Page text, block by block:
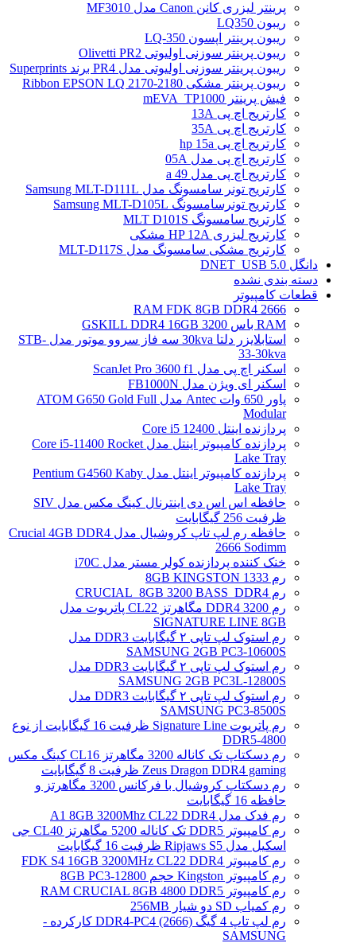
پرینتر لیزری کانن Canon مدل MF3010
ریبون LQ350
ریبون پرینتر اپسون LQ-350
ریبون پرینتر سوزنی اولیوتی Olivetti PR2
ریبون پرینتر سوزنی اولیوتی مدل PR4 برند Superprints
ریبون پرینتر مشکی Ribbon EPSON LQ 2170-2180
فیش پرینتر mEVA_TP1000
کارتریج اچ پی 13A
کارتریج اچ پی 35A
کارتریج اچ پی hp 15a
کارتریج اچ پی مدل 05A
کارتریج اچ پی مدل 49 a
کارتریج تونر سامسونگ مدل Samsung MLT-D111L
کارتریج تونرسامسونگ Samsung MLT-D105L
کارتریج سامسونگ MLT D101S
کارتریج لیزری HP 12A مشکی
کارتریج مشکی سامسونگ مدل MLT-D117S
دانگل DNET_USB 5.0
دسته بندی نشده
قطعات کامپیوتر
RAM FDK 8GB DDR4 2666
RAM باس 3200 GSKILL DDR4 16GB
استابلایزر دلتا 30kva سه فاز سروو موتور مدل STB-
33-30kva
اسکنر اچ پی مدل ScanJet Pro 3600 f1
اسکنر ای ویژن مدل FB1000N
پاور 650 وات Antec مدل ATOM G650 Gold Full
Modular
پردازنده اینتل Core i5 12400
پردازنده کامپیوتر اینتل مدل Core i5-11400 Rocket
Lake Tray
پردازنده کامپیوتر اینتل مدل Pentium G4560 Kaby
Lake Tray
حافظه اس اس دی اینترنال کینگ مکس مدل SIV
ظرفیت 256 گیگابایت
حافظه رم لپ تاپ کروشیال مدل Crucial 4GB DDR4
2666 Sodimm
خنک کننده پردازنده کولر مستر مدل i70C
رم 1333 8GB KINGSTON
رم CRUCIAL_8GB 3200 BASS_DDR4
رم DDR4 3200 مگاهرتز CL22 پاتریوت مدل
SIGNATURE LINE 8GB
رم استوک لپ تاپی ۲ گیگابایت DDR3 مدل
SAMSUNG 2GB PC3-10600S
رم استوک لپ تاپی ۲ گیگابایت DDR3 مدل
SAMSUNG 2GB PC3L-12800S
رم استوک لپ تاپی ۲ گیگابایت DDR3 مدل
SAMSUNG PC3-8500S
رم پاتریوت Signature Line ظرفیت 16 گیگابایت از نوع
DDR5-4800
رم دسکتاپ تک کاناله 3200 مگاهرتز CL16 کینگ مکس
Zeus Dragon DDR4 gaming ظرفیت 8 گیگابایت
رم دسکتاپ کروشیال با فرکانس 3200 مگاهرتز و
حافظه 16 گیگابایت
رم فدک مدل A1 8GB 3200Mhz CL22 DDR4
رم کامپیوتر DDR5 تک کاناله 5200 مگاهرتز CL40 جی
اسکیل مدل Ripjaws S5 ظرفیت 16 گیگابایت
رم کامپیوتر FDK S4 16GB 3200MHz CL22 DDR4
رم کامپیوتر Kingston حجم 8GB PC3-12800
رم کامپیوتر RAM CRUCIAL 8GB 4800 DDR5
رم کمیاب SD دو شیار 256MB
رم لپ تاپ 4 گیگ DDR4-PC4 (2666) کارکرده -
SAMSUNG